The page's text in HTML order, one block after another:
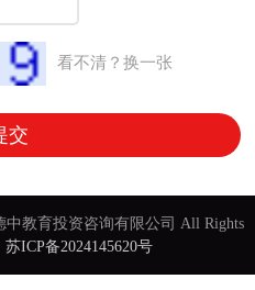
看不清？换一张
交
中教育投资咨询有限公司 All Rights
苏ICP备2024145620号